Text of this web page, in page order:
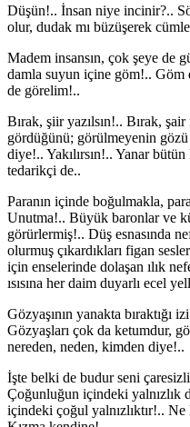
Düşün!.. İnsan niye incinir?..
olur, dudak mı büzüşerek
Madem insansın, çok şeye de
damla suyun içine göm!.. Göm
de görelim!..
Bırak, şiir yazılsın!.. Bırak,
gördüğünü; görülmeyenin gözü
diye!.. Yakılırsın!.. Yanar
tedarikçi de..
Paranın içinde boğulmakla,
Unutma!.. Büyük baronlar ve
görürlermiş!.. Düş esnasında
olurmuş çıkardıkları figan
için enselerinde dolaşan ılık
ısısına her daim duyarlı ecel
Gözyaşının yanakta bıraktığı
Gözyaşları çok da ketumdur,
nereden, neden, kimden diye!..
İşte belki de budur seni
Çoğunluğun içindeki yalnızlık
içindeki çoğul yalnızlıktır!..